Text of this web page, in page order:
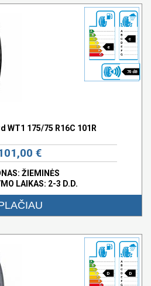
e
c
70 dB
WT1 175/75 R16C 101R
€
ŽIEMINĖS
LAIKAS: 2-3 D.D.
D D